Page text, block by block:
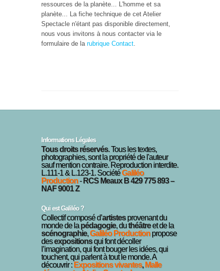
ressources de la planète... L'homme et sa
planète... La fiche technique de cet Atelier
Spectacle n'étant pas disponible directement,
nous vous invitons à nous contacter via le
formulaire de la rubrique Contact.
Informations Légales
Tous droits réservés. Tous les textes,
photographies, sont la propriété de l'auteur
sauf mention contraire. Reproduction interdite.
L.111-1 & L.123-1. SociétéGaliléo
Production- RCS Meaux B 429 775 893 –
NAF 9001 Z
Qui est Galiléo ?
Collectif composé d’artistesprovenant du
monde de lapédagogie, duthéâtreet de la
scénographie,Galiléo Productionpropose
desexpositionsqui font décoller
l’imagination, qui font bouger les idées, qui
touchent, qui parlent à tout le monde. A
découvrir : Expositions vivantes, Malle